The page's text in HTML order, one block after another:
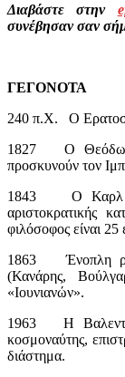
Διαβάστε στην
συνέβησαν σαν
ΓΕΓΟΝΟΤΑ
240 π.Χ. Ο
1827 Ο
προσκυνούν τον
1843 Ο Καρλ
αριστοκρατικής
φιλόσοφος είναι
1863 Ένοπλη
(Κανάρης,
«Ιουνιανών».
1963 Η
κοσμοναύτης,
διάστημα.